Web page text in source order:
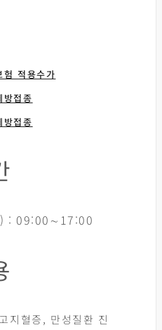
험 적용수가
방접종
방접종
) : 09:00∼17:00
지혈증, 만성질환 진